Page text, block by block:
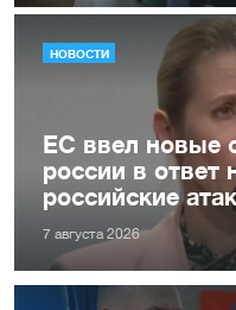
НОВОСТИ
ЕС ввел новые
россии в ответ
российские
7 августа 2026